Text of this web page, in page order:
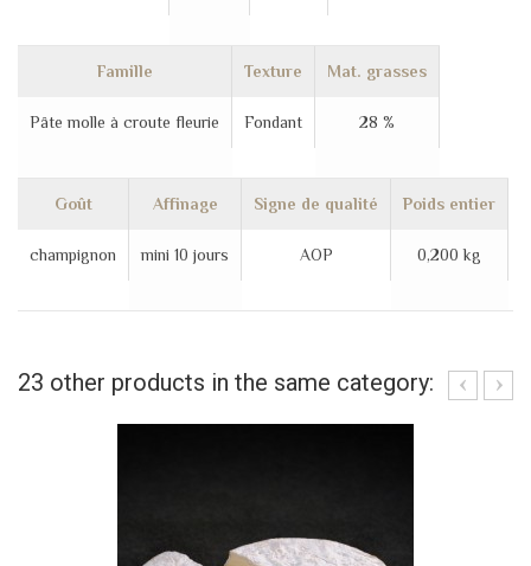
Famille
Pâte molle à croute fleurie
Texture
Fondant
Mat. grasses
28 %
Goût
champignon
Affinage
mini 10 jours
Signe de qualité
AOP
Poids entier
0,200 kg
23 other products in the same category: